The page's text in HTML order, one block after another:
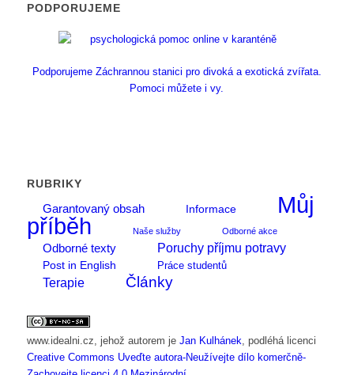
PODPORUJEME
Podporujeme Záchrannou stanici pro divoká a exotická zvířata.
Pomoci můžete i vy.
RUBRIKY
Garantovaný obsah
Informace
Můj
příběh
Naše služby Odborné akce
Odborné texty Poruchy příjmu potravy
Post in English Práce studentů
Terapie Články
www.idealni.cz , jehož autorem je Jan Kulhánek , podléhá licenci
Creative Commons Uveďte autora-Neužívejte dílo komerčně-